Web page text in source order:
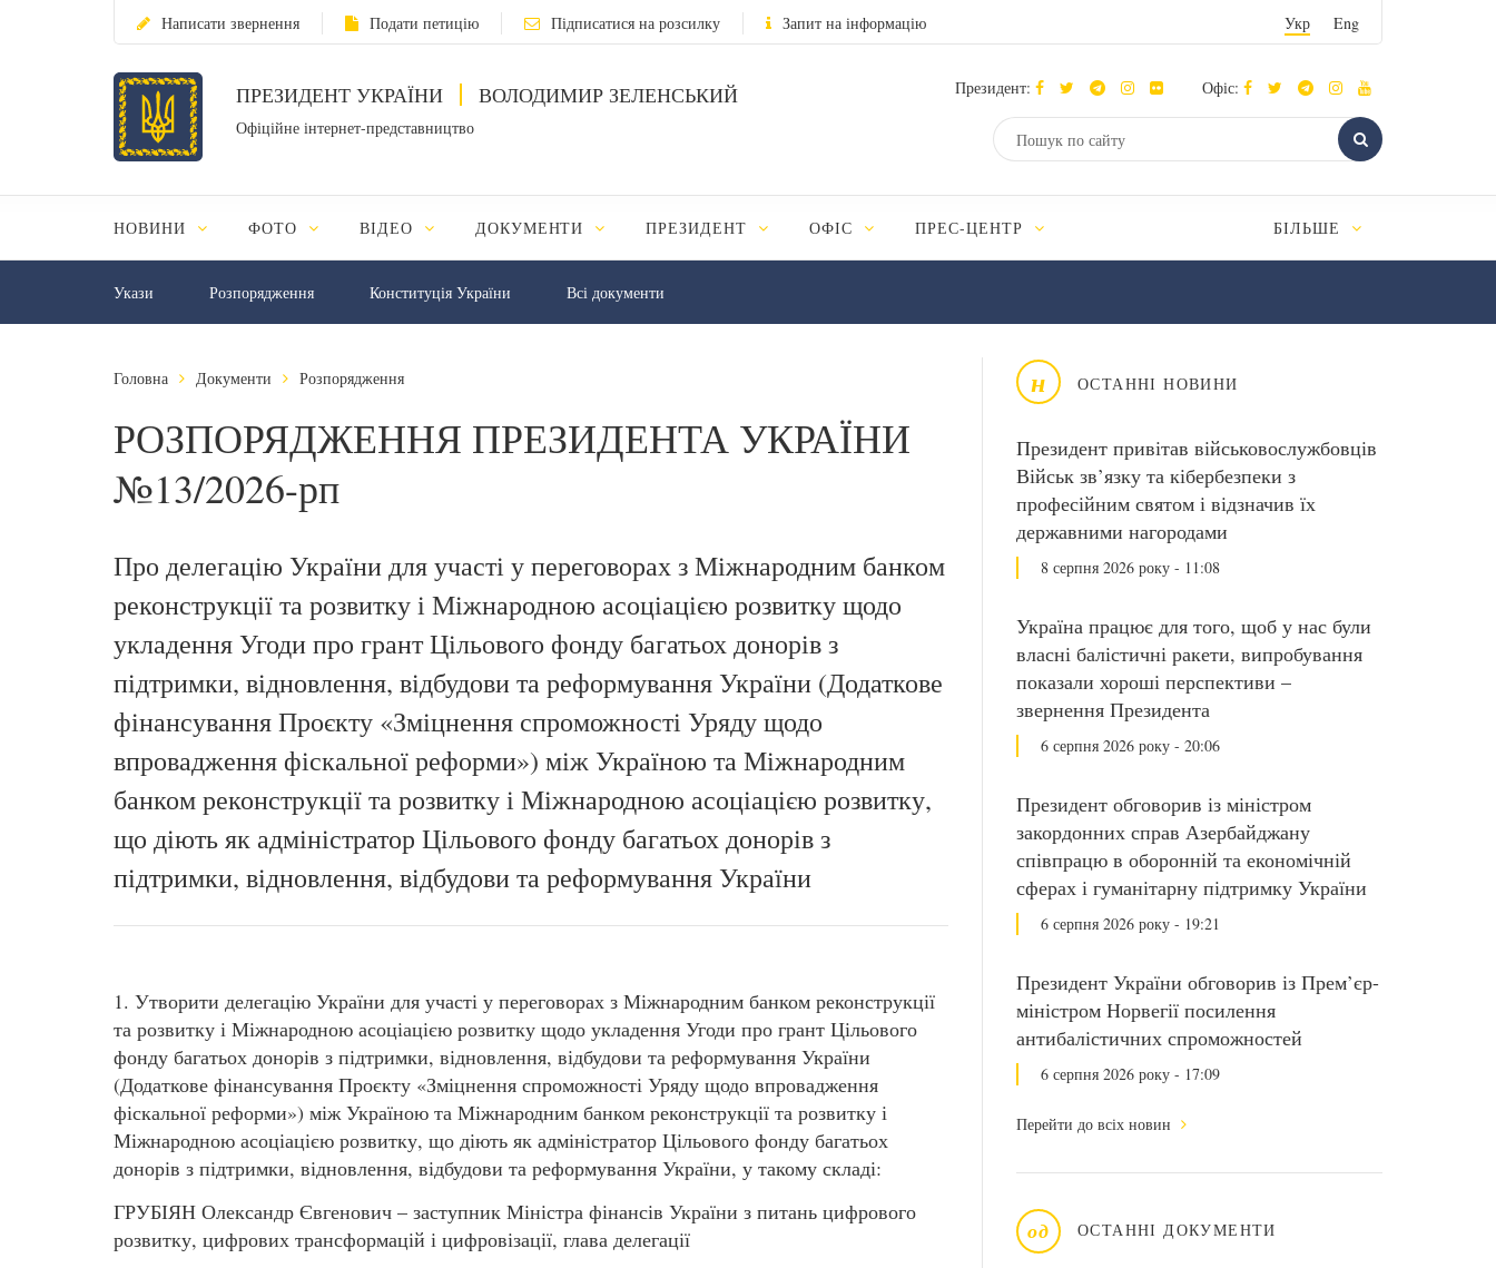
Написати звернення Подати петицію Підписатися на розсилку Запит на інформацію Укр Eng
ПРЕЗИДЕНТ УКРАЇНИ ВОЛОДИМИР ЗЕЛЕНСЬКИЙ
Офіційне інтернет-представництво
Президент: Офіс:
НОВИНИ ФОТО ВІДЕО ДОКУМЕНТИ ПРЕЗИДЕНТ ОФІС ПРЕС-ЦЕНТР БІЛЬШЕ
Укази Розпорядження Конституція України Всі документи
н ОСТАННІ НОВИНИ
Президент привітав військовослужбовців
Військ зв’язку та кібербезпеки з
професійним святом і відзначив їх
державними нагородами
8 серпня 2026 року - 11:08
Україна працює для того, щоб у нас були
власні балістичні ракети, випробування
показали хороші перспективи –
звернення Президента
6 серпня 2026 року - 20:06
Президент обговорив із міністром
закордонних справ Азербайджану
співпрацю в оборонній та економічній
сферах і гуманітарну підтримку України
6 серпня 2026 року - 19:21
Президент України обговорив із Прем’єр-
міністром Норвегії посилення
антибалістичних спроможностей
6 серпня 2026 року - 17:09
Перейти до всіх новин
од ОСТАННІ ДОКУМЕНТИ
Головна Документи Розпорядження
РОЗПОРЯДЖЕННЯ ПРЕЗИДЕНТА УКРАЇНИ
№13/2026-рп
Про делегацію України для участі у переговорах з Міжнародним банком
реконструкції та розвитку і Міжнародною асоціацією розвитку щодо
укладення Угоди про грант Цільового фонду багатьох донорів з
підтримки, відновлення, відбудови та реформування України (Додаткове
фінансування Проєкту «Зміцнення спроможності Уряду щодо
впровадження фіскальної реформи») між Україною та Міжнародним
банком реконструкції та розвитку і Міжнародною асоціацією розвитку,
що діють як адміністратор Цільового фонду багатьох донорів з
підтримки, відновлення, відбудови та реформування України
1. Утворити делегацію України для участі у переговорах з Міжнародним банком реконструкції
та розвитку і Міжнародною асоціацією розвитку щодо укладення Угоди про грант Цільового
фонду багатьох донорів з підтримки, відновлення, відбудови та реформування України
(Додаткове фінансування Проєкту «Зміцнення спроможності Уряду щодо впровадження
фіскальної реформи») між Україною та Міжнародним банком реконструкції та розвитку і
Міжнародною асоціацією розвитку, що діють як адміністратор Цільового фонду багатьох
донорів з підтримки, відновлення, відбудови та реформування України, у такому складі:
ГРУБІЯН Олександр Євгенович – заступник Міністра фінансів України з питань цифрового
розвитку, цифрових трансформацій і цифровізації, глава делегації